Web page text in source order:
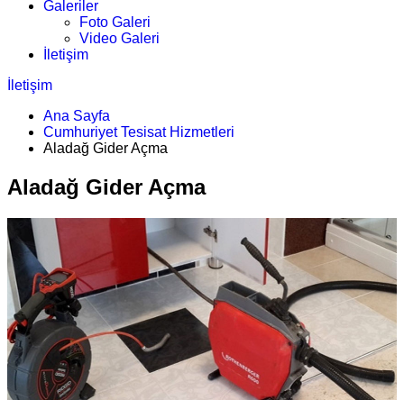
Galeriler
Foto Galeri
Video Galeri
İletişim
İletişim
Ana Sayfa
Cumhuriyet Tesisat Hizmetleri
Aladağ Gider Açma
Aladağ Gider Açma